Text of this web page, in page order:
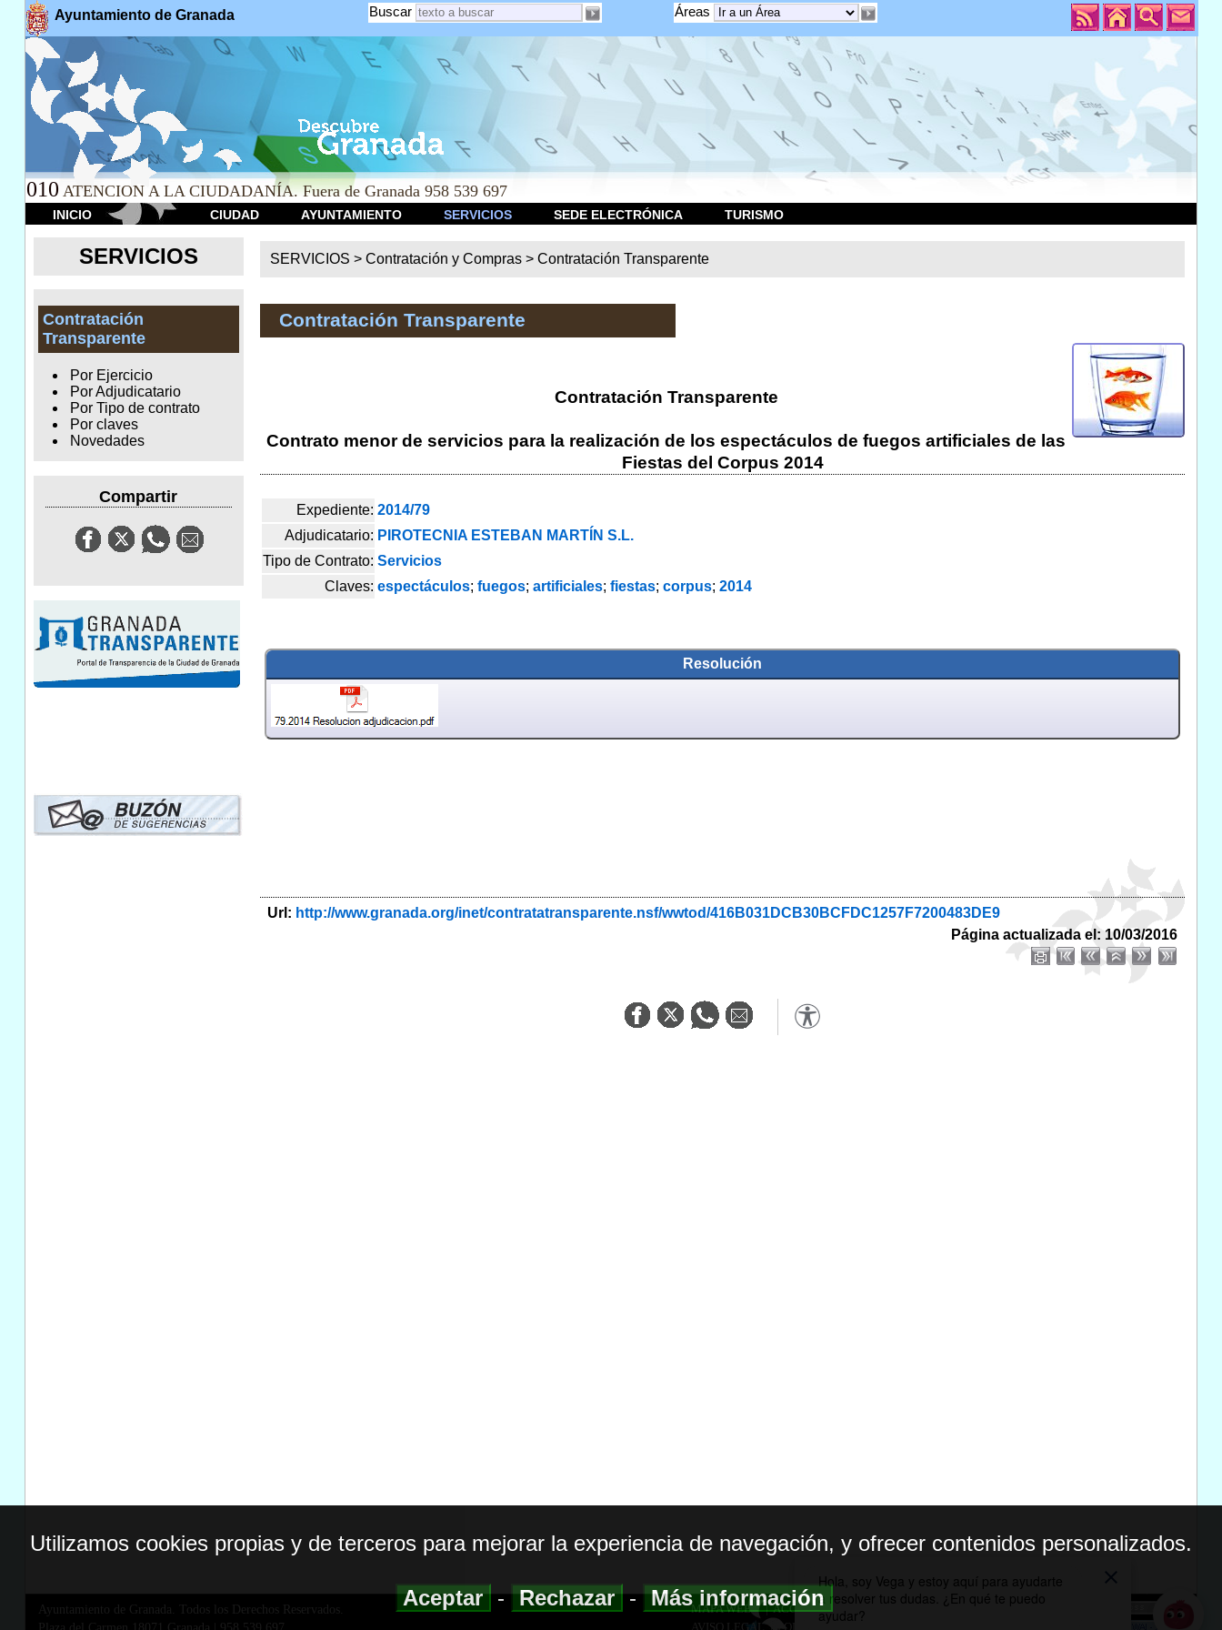
Ayuntamiento de Granada Áreas
Buscar
010 ATENCION A LA CIUDADANÍA. Fuera de Granada 958 539 697
INICIO CIUDAD AYUNTAMIENTO SERVICIOS SEDE ELECTRÓNICA TURISMO
SERVICIOS
Contratación
Transparente
Por Ejercicio
Por Adjudicatario
Por Tipo de contrato
Por claves
Novedades
Compartir
SERVICIOS >Contratación y Compras >Contratación Transparente
Contratación Transparente
Contratación Transparente
Contrato menor de servicios para la realización de los espectáculos de fuegos artificiales de las
Fiestas del Corpus 2014
Expediente: 2014/79
Adjudicatario: PIROTECNIA ESTEBAN MARTÍN S.L.
Tipo de Contrato: Servicios
Claves: espectáculos; fuegos; artificiales; fiestas; corpus; 2014
Resolución
Url: http://www.granada.org/inet/contratatransparente.nsf/wwtod/416B031DCB30BCFDC1257F7200483DE9
Página actualizada el: 10/03/2016
Ayuntamiento de Granada. Todos los Derechos Reservados.
MAPA WEB|ACCESIBILIDAD
AVISO LEGAL| POLITICA DE PRIVACIDAD
Utilizamos cookies propias y de terceros para mejorar la experiencia de navegación, y ofrecer contenidos personalizados.
Aceptar-Rechazar-Más información